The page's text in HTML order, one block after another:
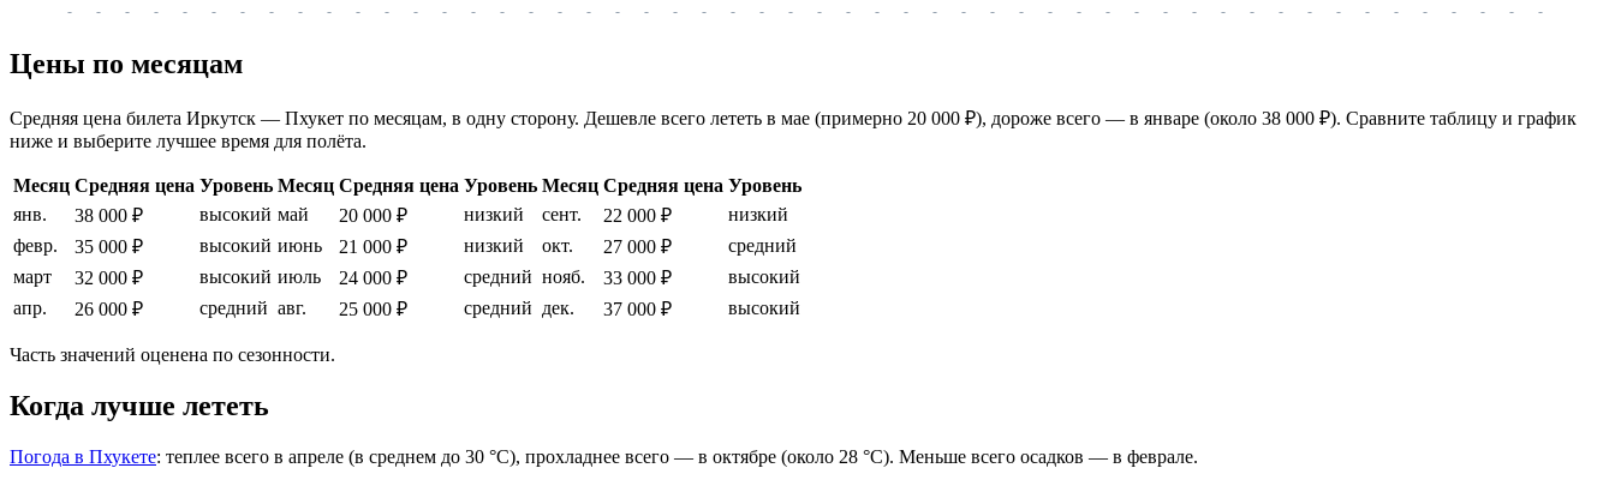
- - - - - - - - - - - - - - - - - - - - - - - - - - - - - - - - - - - - - - - - - - - - - - - - - - - -
Цены по месяцам
Средняя цена билета Иркутск — Пхукет по месяцам, в одну сторону. Дешевле всего лететь в мае (примерно 20 000 ₽), дороже всего — в январе (около 38 000 ₽). Сравните таблицу и график
ниже и выберите лучшее время для полёта.
Месяц Средняя цена Уровень Месяц Средняя цена Уровень Месяц Средняя цена Уровень
янв.
38 000 ₽ высокий май 20 000 ₽ низкий сент. 22 000 ₽
низкий
февр.
35 000 ₽ высокий июнь 21 000 ₽ низкий окт. 27 000 ₽
средний
март
32 000 ₽ высокий июль 24 000 ₽ средний нояб. 33 000 ₽
высокий
апр.
26 000 ₽ средний авг. 25 000 ₽ средний дек. 37 000 ₽ высокий
Часть значений оценена по сезонности.
Когда лучше лететь
Погода в Пхукете: теплее всего в апреле (в среднем до 30 °C), прохладнее всего — в октябре (около 28 °C). Меньше всего осадков — в феврале.